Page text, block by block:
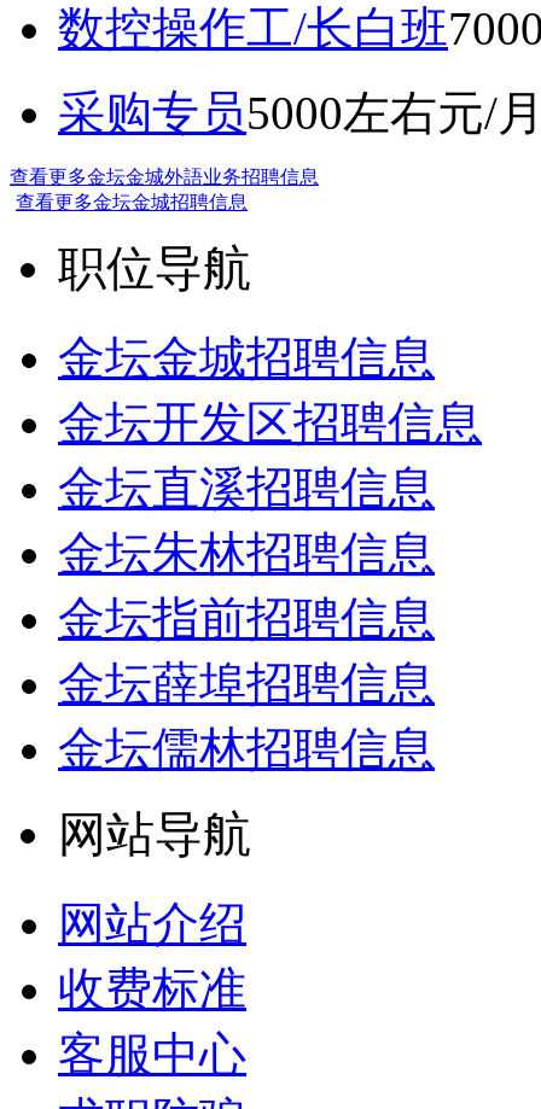
数控操作工/长白班
采购专员5000左右元/
查看更多金坛金城外語业务招聘信息
查看更多金坛金城招聘信息
职位导航
金坛金城招聘信息
金坛开发区招聘信息
金坛直溪招聘信息
金坛朱林招聘信息
金坛指前招聘信息
金坛薛埠招聘信息
金坛儒林招聘信息
网站导航
网站介绍
收费标准
客服中心